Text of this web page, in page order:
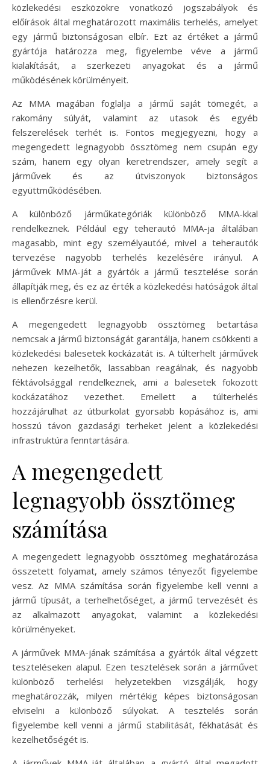
közlekedési eszközökre vonatkozó jogszabályok és
előírások által meghatározott maximális terhelés, amelyet
egy jármű biztonságosan elbír. Ezt az értéket a jármű
gyártója határozza meg, figyelembe véve a jármű
kialakítását, a szerkezeti anyagokat és a jármű
működésének körülményeit.
Az MMA magában foglalja a jármű saját tömegét, a
rakomány súlyát, valamint az utasok és egyéb
felszerelések terhét is. Fontos megjegyezni, hogy a
megengedett legnagyobb össztömeg nem csupán egy
szám, hanem egy olyan keretrendszer, amely segít a
járművek és az útviszonyok biztonságos
együttműködésében.
A különböző járműkategóriák különböző MMA-kkal
rendelkeznek. Például egy teherautó MMA-ja általában
magasabb, mint egy személyautóé, mivel a teherautók
tervezése nagyobb terhelés kezelésére irányul. A
járművek MMA-ját a gyártók a jármű tesztelése során
állapítják meg, és ez az érték a közlekedési hatóságok által
is ellenőrzésre kerül.
A megengedett legnagyobb össztömeg betartása
nemcsak a jármű biztonságát garantálja, hanem csökkenti a
közlekedési balesetek kockázatát is. A túlterhelt járművek
nehezen kezelhetők, lassabban reagálnak, és nagyobb
féktávolsággal rendelkeznek, ami a balesetek fokozott
kockázatához vezethet. Emellett a túlterhelés
hozzájárulhat az útburkolat gyorsabb kopásához is, ami
hosszú távon gazdasági terheket jelent a közlekedési
infrastruktúra fenntartására.
A megengedett
legnagyobb össztömeg
számítása
A megengedett legnagyobb össztömeg meghatározása
összetett folyamat, amely számos tényezőt figyelembe
vesz. Az MMA számítása során figyelembe kell venni a
jármű típusát, a terhelhetőséget, a jármű tervezését és
az alkalmazott anyagokat, valamint a közlekedési
körülményeket.
A járművek MMA-jának számítása a gyártók által végzett
teszteléseken alapul. Ezen tesztelések során a járművet
különböző terhelési helyzetekben vizsgálják, hogy
meghatározzák, milyen mértékig képes biztonságosan
elviselni a különböző súlyokat. A tesztelés során
figyelembe kell venni a jármű stabilitását, fékhatását és
kezelhetőségét is.